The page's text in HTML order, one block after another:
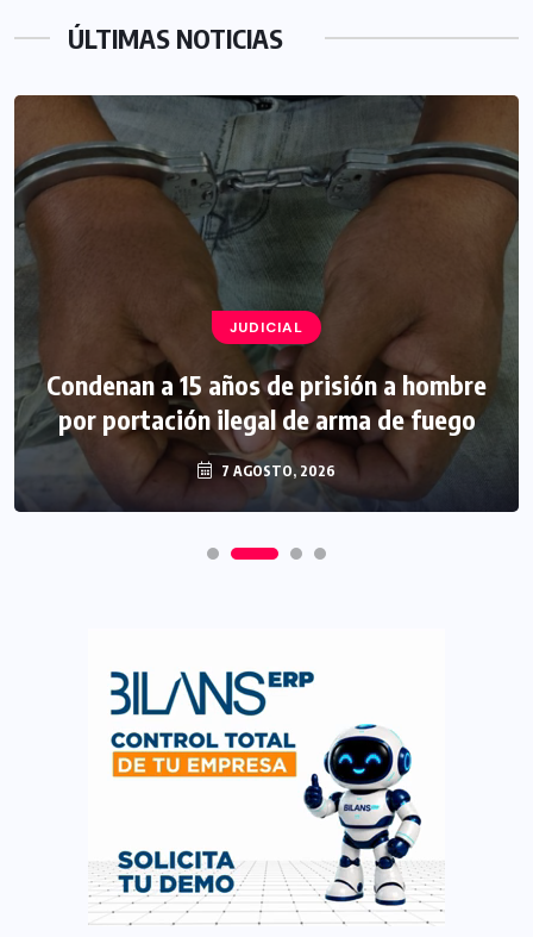
ÚLTIMAS NOTICIAS
JUDICIAL
Condenan a 15 años de prisión a hombre
por portación ilegal de arma de fuego
7 AGOSTO, 2026